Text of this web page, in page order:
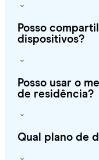
Posso
dispositivos?
Posso usar o
de residência?
Qual plano de